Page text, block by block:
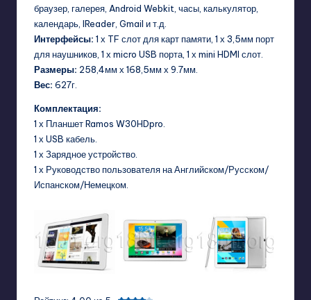
браузер, галерея, Android Webkit, часы, калькулятор,
календарь, IReader, Gmail и т.д.
Интерфейсы: 1 х TF слот для карт памяти, 1 х 3,5мм порт
для наушников, 1 х micro USB порта, 1 х mini HDMI слот.
Размеры: 258,4мм х 168,5мм х 9.7мм.
Вес: 627г.
Комплектация:
1 х Планшет Ramos W30HDpro.
1 х USB кабель.
1 х Зарядное устройство.
1 х Руководство пользователя на Английском/Русском/
Испанском/Немецком.